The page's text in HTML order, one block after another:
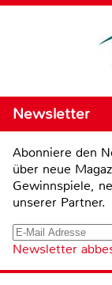
Newsletter
Abonniere den
über neue
Gewinnspiele,
unserer Partner.
Newsletter